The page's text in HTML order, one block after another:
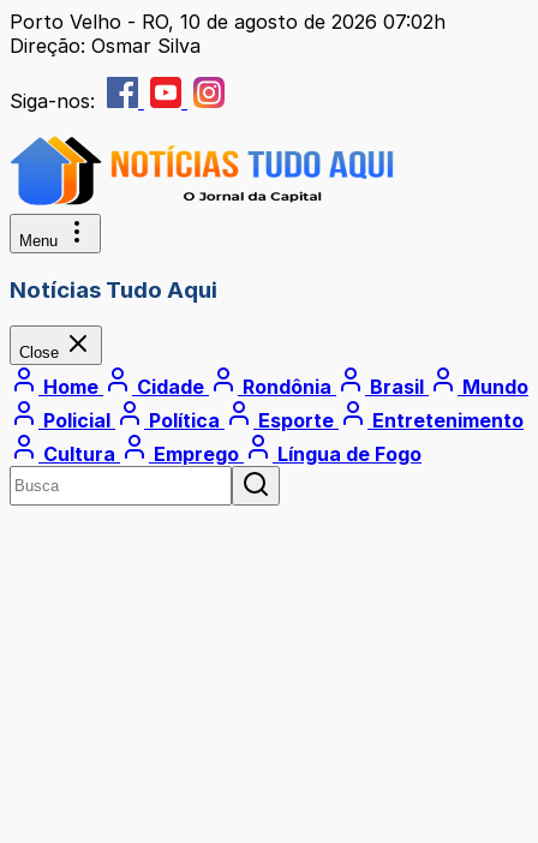
Porto Velho - RO, 10 de agosto de 2026 07:02h
Direção: Osmar Silva
Siga-nos:
Menu
Notícias Tudo Aqui
Close
Home Cidade Rondônia Brasil
Mundo
Policial
Política Esporte
Entretenimento
Cultura
Emprego Língua de Fogo